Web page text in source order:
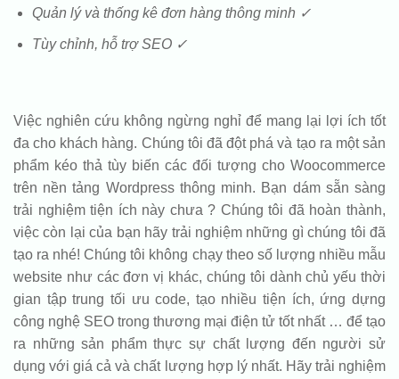
Quản lý và thống kê đơn hàng thông minh ✓
Tùy chỉnh, hỗ trợ SEO ✓
Việc nghiên cứu không ngừng nghỉ để mang lại lợi ích tốt
đa cho khách hàng. Chúng tôi đã đột phá và tạo ra một sản
phẩm kéo thả tùy biến các đối tượng cho Woocommerce
trên nền tảng Wordpress thông minh. Bạn dám sẵn sàng
trải nghiệm tiện ích này chưa ? Chúng tôi đã hoàn thành,
việc còn lại của bạn hãy trải nghiệm những gì chúng tôi đã
tạo ra nhé! Chúng tôi không chạy theo số lượng nhiều mẫu
website như các đơn vị khác, chúng tôi dành chủ yếu thời
gian tập trung tối ưu code, tạo nhiều tiện ích, ứng dựng
công nghệ SEO trong thương mại điện tử tốt nhất … để tạo
ra những sản phẩm thực sự chất lượng đến người sử
dụng với giá cả và chất lượng hợp lý nhất. Hãy trải nghiệm